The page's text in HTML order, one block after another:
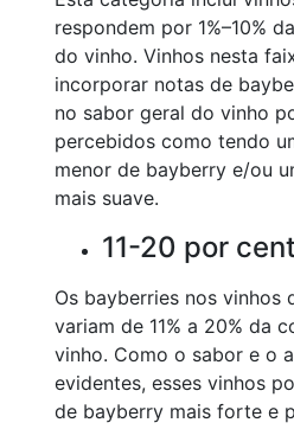
respondem por 1%–10%
do vinho. Vinhos nesta
incorporar notas de
no sabor geral do vinho
percebidos como tendo
menor de bayberry e/ou
mais suave.
11-20 por
Os bayberries nos vinhos
variam de 11% a 20% da
vinho. Como o sabor e o
evidentes, esses vinhos
de bayberry mais forte e